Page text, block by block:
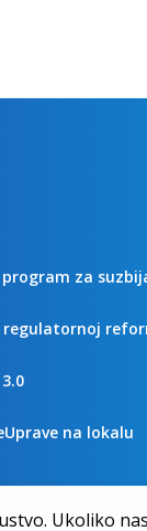
na lokalu
Ukoliko